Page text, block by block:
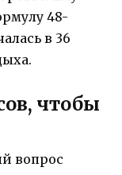
48-
в 36
чтобы
вопрос